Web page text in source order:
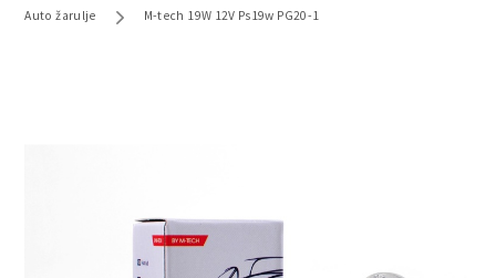
Auto žarulje M-tech 19W 12V Ps19w PG20-1